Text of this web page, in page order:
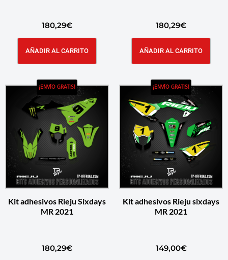
180,29€
AÑADIR AL CARRITO
180,29€
AÑADIR AL CARRITO
¡ENVÍO GRATIS!
Kit adhesivos Rieju Sixdays
MR 2021
180,29€
¡ENVÍO GRATIS!
Kit adhesivos Rieju sixdays
MR 2021
149,00€